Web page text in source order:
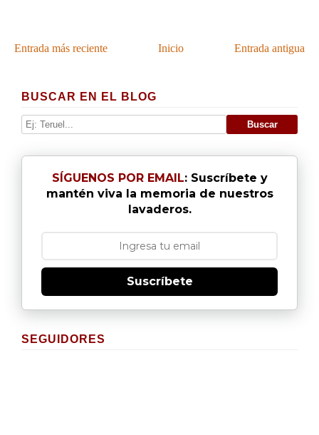
Entrada más reciente Entrada antigua
Inicio
BUSCAR EN EL BLOG
SÍGUENOS POR EMAIL: Suscríbete y
mantén viva la memoria de nuestros
lavaderos.
Suscríbete
SEGUIDORES